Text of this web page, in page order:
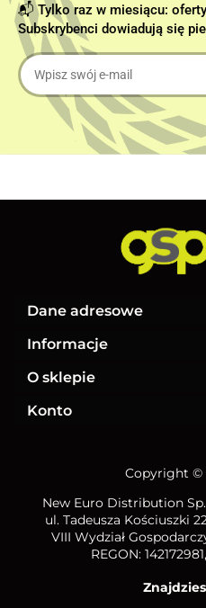
📬 Tylko raz w miesiącu:
Subskrybenci dowiadują się
Dane adresowe
Informacje
O sklepie
Konto
Copyright ©
New Euro Distribution Sp.
ul. Tadeusza Kościuszki
VIII Wydział
REGON: